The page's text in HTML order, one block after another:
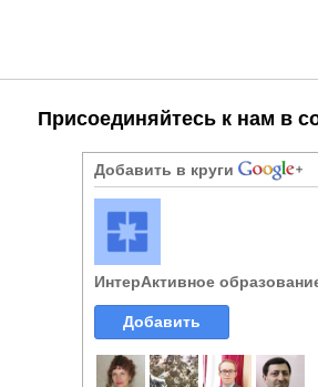
Присоединяйтесь к нам в
Добавить в круги
ИнтерАктивное
Добавить